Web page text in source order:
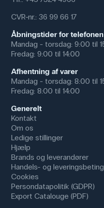
Uden for undervisningen er
varmekilde på steder med
Specifikationer
CVR-nr.: 36 99 66 17
Åbningstider for telefonen
Mandag - torsdag: 9:00 til
Fredag: 9:00 til 14:00
Afhentning af varer
Mandag - torsdag: 8:00 til
Fredag: 8:00 til 14:00
Generelt
Kontakt
Om os
Ledige stillinger
Hjælp
Brands og leverandører
Handels- og
Cookies
Persondatapolitik (GDPR)
Export Catalouge (PDF)